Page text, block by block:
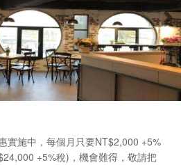
實施中，每個月只要NT$2,000 +5%
+5%稅)，機會難得，敬請把